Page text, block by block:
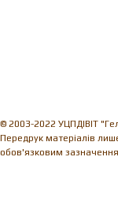
© 2003-2022 УЦПДІВІТ
Передрук матеріалів
обов'язковим